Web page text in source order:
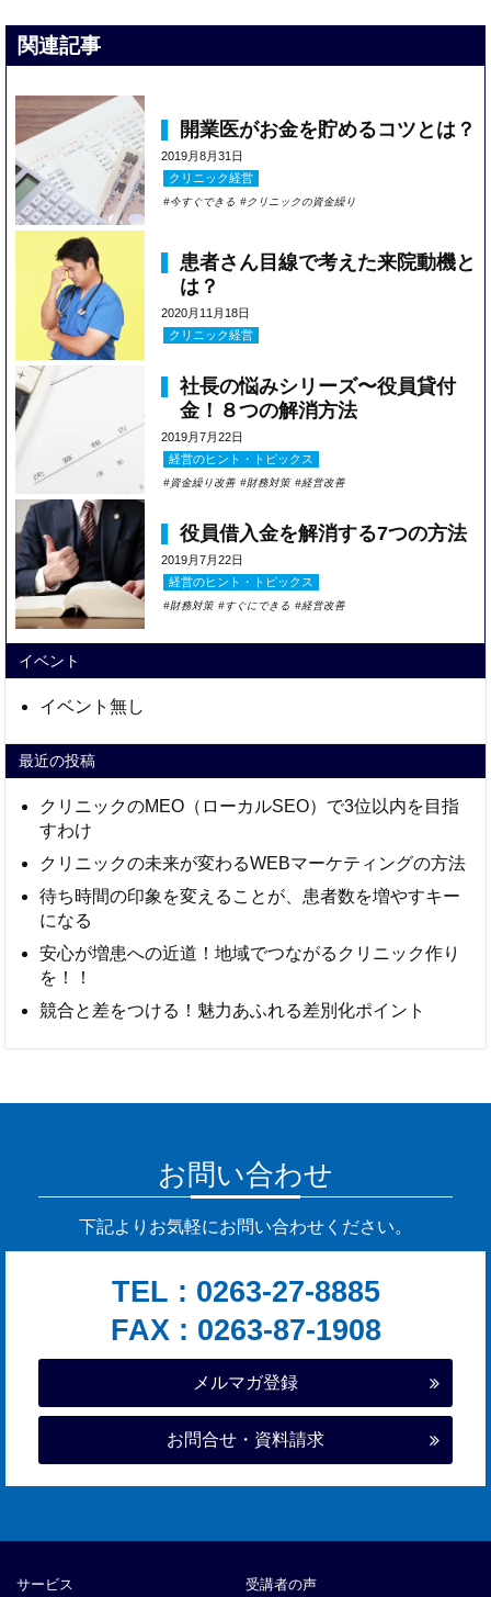
関連記事
開業医がお金を貯めるコツとは？
2019月8月31日
クリニック経営
今すぐできる クリニックの資金繰り
患者さん目線で考えた来院動機と
は？
2020月11月18日
クリニック経営
社長の悩みシリーズ〜役員貸付
金！８つの解消方法
2019月7月22日
経営のヒント・トピックス
資金繰り改善 財務対策 経営改善
役員借入金を解消する7つの方法
2019月7月22日
経営のヒント・トピックス
財務対策 すぐにできる 経営改善
イベント
イベント無し
最近の投稿
クリニックのMEO（ローカルSEO）で3位以内を目指
すわけ
クリニックの未来が変わるWEBマーケティングの方法
待ち時間の印象を変えることが、患者数を増やすキー
になる
安心が増患への近道！地域でつながるクリニック作り
を！！
競合と差をつける！魅力あふれる差別化ポイント
お問い合わせ
下記よりお気軽にお問い合わせください。
TEL : 0263-27-8885
FAX : 0263-87-1908
メルマガ登録
お問合せ・資料請求
サービス 受講者の声